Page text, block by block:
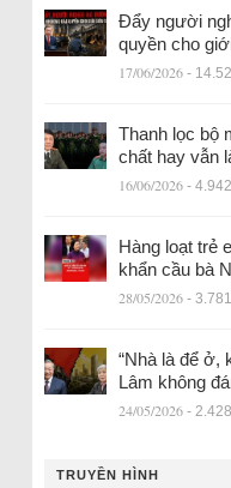
Đẩy người
quyền cho
17/06/2026 -
Thanh lọc bộ
chất hay vẫn
16/06/2026 -
Hàng loạt trẻ
khẩn cầu bà
28/05/2026 -
“Nhà là để ở,
Lâm không
24/05/2026 -
TRUYỀN HÌNH